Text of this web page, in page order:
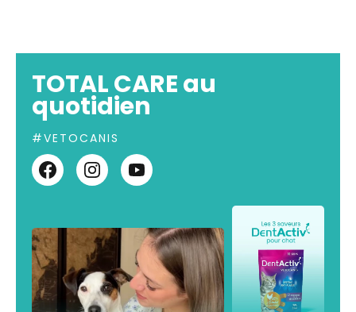
TOTAL CARE au
quotidien
#VETOCANIS